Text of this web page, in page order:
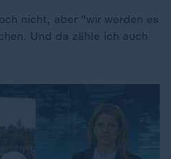
nicht, aber "wir werden es
Und da zähle ich auch